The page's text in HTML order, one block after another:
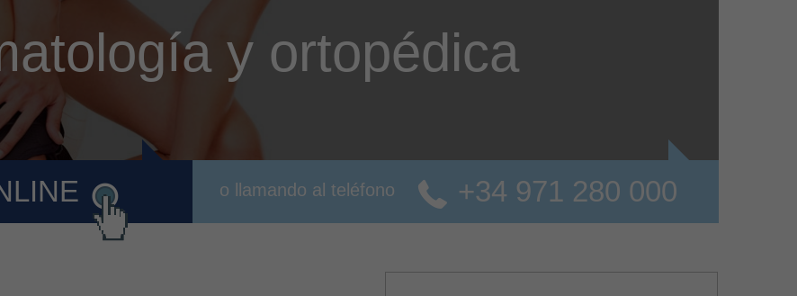
y ortopédica
o llamando al teléfono +34 971 280 000